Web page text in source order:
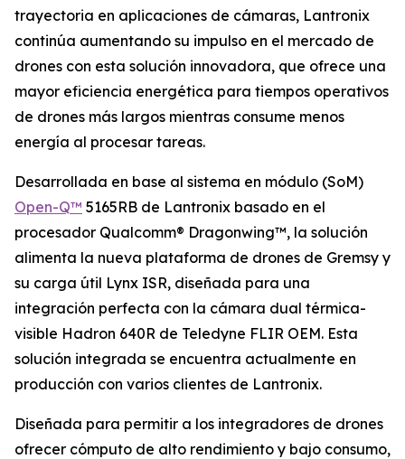
trayectoria en aplicaciones de cámaras, Lantronix
continúa aumentando su impulso en el mercado de
drones con esta solución innovadora, que ofrece una
mayor eficiencia energética para tiempos operativos
de drones más largos mientras consume menos
energía al procesar tareas.
Desarrollada en base al sistema en módulo (SoM)
Open-Q™ 5165RB de Lantronix basado en el
procesador Qualcomm® Dragonwing™, la solución
alimenta la nueva plataforma de drones de Gremsy y
su carga útil Lynx ISR, diseñada para una
integración perfecta con la cámara dual térmica-
visible Hadron 640R de Teledyne FLIR OEM. Esta
solución integrada se encuentra actualmente en
producción con varios clientes de Lantronix.
Diseñada para permitir a los integradores de drones
ofrecer cómputo de alto rendimiento y bajo consumo,